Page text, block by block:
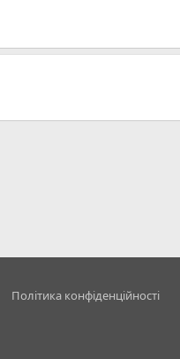
Політика конфіденційності